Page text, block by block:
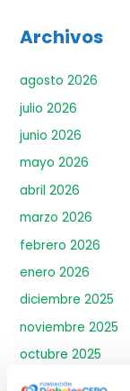
r
Archivos
agosto 2026
julio 2026
junio 2026
mayo 2026
abril 2026
marzo 2026
febrero 2026
enero 2026
diciembre 2025
noviembre 2025
octubre 2025
septiembre 2025